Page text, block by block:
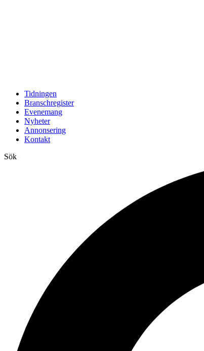
Tidningen
Branschregister
Evenemang
Nyheter
Annonsering
Kontakt
Sök